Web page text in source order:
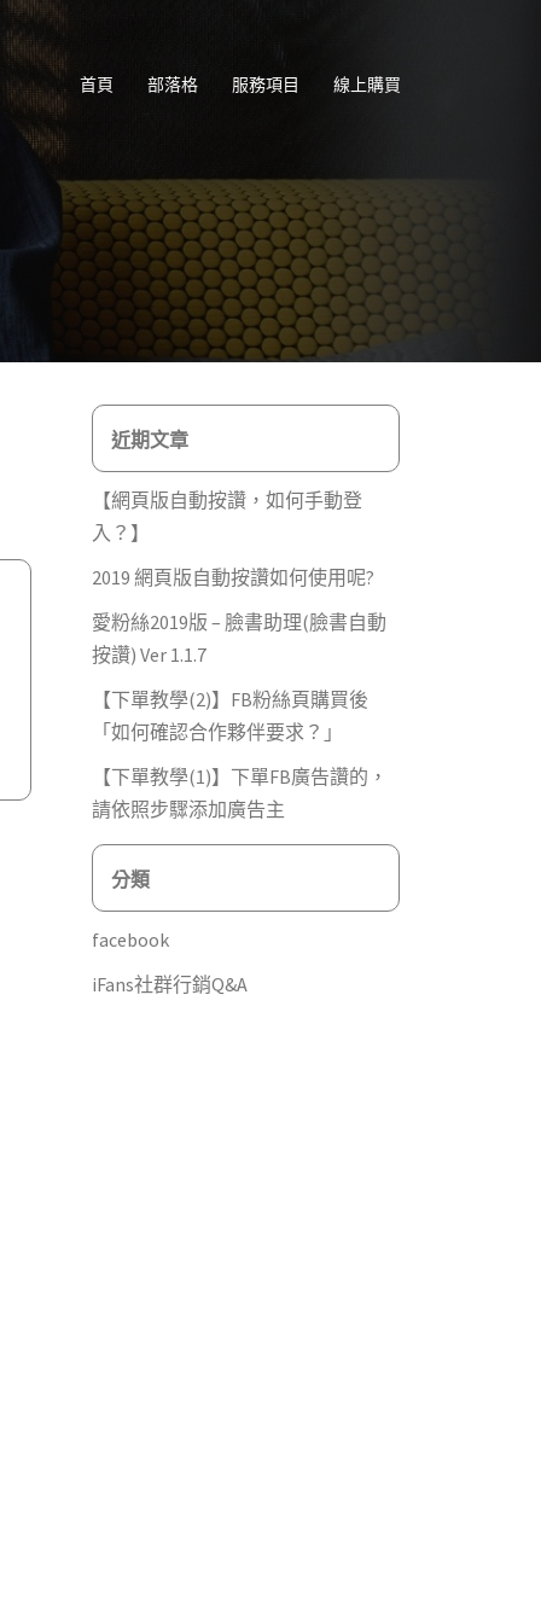
首頁 部落格 服務項目 線上購買
近期文章
【網頁版自動按讚，如何手動登
入？】
2019 網頁版自動按讚如何使用呢?
愛粉絲2019版 – 臉書助理(臉書自動
按讚) Ver 1.1.7
【下單教學(2)】FB粉絲頁購買後
「如何確認合作夥伴要求？」
【下單教學(1)】下單FB廣告讚的，
請依照步驟添加廣告主
分類
facebook
iFans社群行銷Q&A